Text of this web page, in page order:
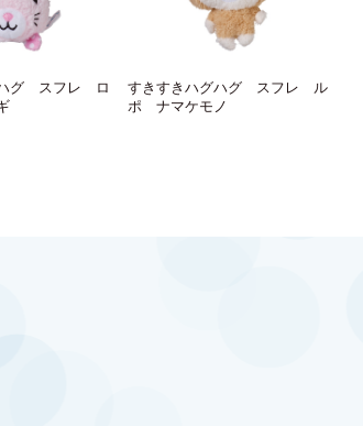
グ スフレ ロ
すきすきハグハグ スフレ ル
ポ ナマケモノ